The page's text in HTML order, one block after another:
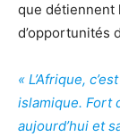
que détiennent
d’opportunités
« L’Afrique,
islamique. Fort
aujourd’hui et